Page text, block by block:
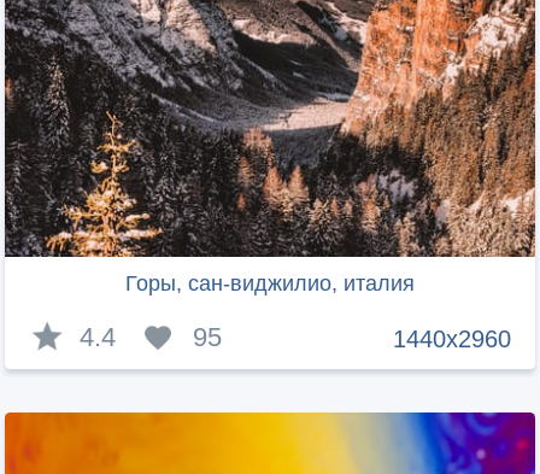
Горы, сан-виджилио, италия
1440x2960
4.4 95